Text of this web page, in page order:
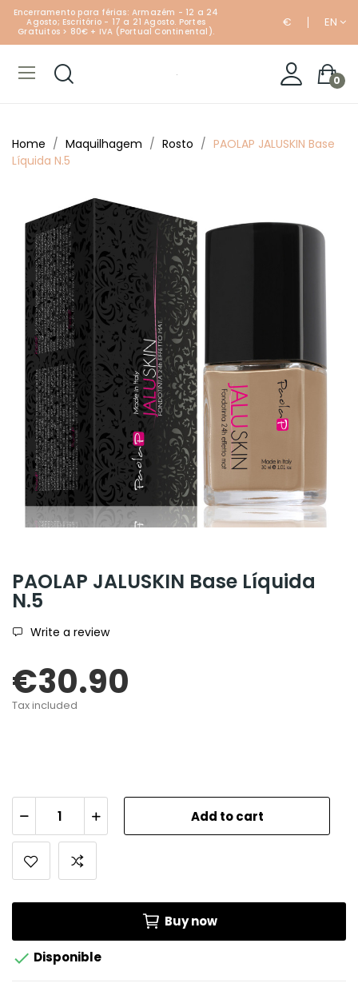
Encerramento para férias: Armazém - 12 a 24
Agosto; Escritório - 17 a 21 Agosto. Portes
Gratuitos > 80€ + IVA (Portual Continental).
€ EN
0
Home Maquilhagem Rosto
PAOLAP JALUSKIN Base
Líquida N.5
PAOLAP JALUSKIN Base Líquida
N.5
Write a review
€30.90
Tax included
Add to cart
Buy now
 Disponible